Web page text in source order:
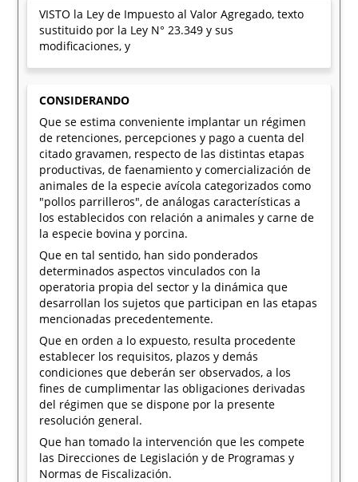
VISTO la Ley de Impuesto al Valor Agregado, texto
sustituido por la Ley N° 23.349 y sus
modificaciones, y
CONSIDERANDO
Que se estima conveniente implantar un régimen
de retenciones, percepciones y pago a cuenta del
citado gravamen, respecto de las distintas etapas
productivas, de faenamiento y comercialización de
animales de la especie avícola categorizados como
"pollos parrilleros", de análogas características a
los establecidos con relación a animales y carne de
la especie bovina y porcina.
Que en tal sentido, han sido ponderados
determinados aspectos vinculados con la
operatoria propia del sector y la dinámica que
desarrollan los sujetos que participan en las etapas
mencionadas precedentemente.
Que en orden a lo expuesto, resulta procedente
establecer los requisitos, plazos y demás
condiciones que deberán ser observados, a los
fines de cumplimentar las obligaciones derivadas
del régimen que se dispone por la presente
resolución general.
Que han tomado la intervención que les compete
las Direcciones de Legislación y de Programas y
Normas de Fiscalización.